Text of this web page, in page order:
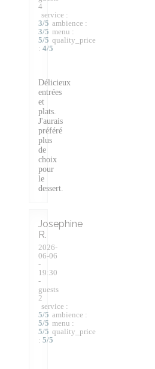
4
service :
3/5 ambience :
3/5 menu :
5/5 quality_price
: 4/5
Délicieux
entrées
et
plats.
J'aurais
préféré
plus
de
choix
pour
le
dessert.
Josephine
R
2026-
06-06
-
19:30
-
guests
2
service :
5/5 ambience :
5/5 menu :
5/5 quality_price
: 5/5